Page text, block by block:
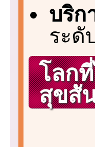
บริก
ระดั
โลก
สุขสั